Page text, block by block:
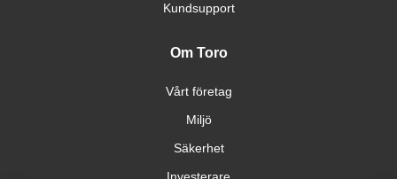
Kundsupport
Om Toro
Vårt företag
Miljö
Säkerhet